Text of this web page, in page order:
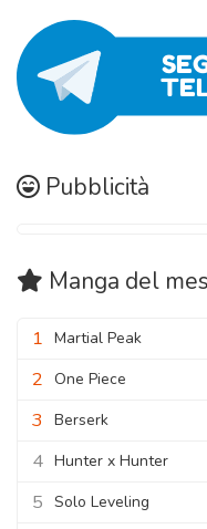
Pubblicità
Manga del
1 Martial Peak
2 One Piece
3 Berserk
4 Hunter x Hunter
5 Solo Leveling